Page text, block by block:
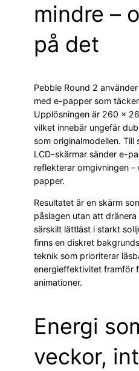
mindre –
på det
Pebble Round 2
med e-papper som
Upplösningen är 260 ×
vilket innebär ungefär
som originalmodellen. Till
LCD-skärmar sänder e-
reflekterar omgivningen
papper.
Resultatet är en skärm
påslagen utan att
särskilt lättläst i starkt
finns en diskret
teknik som prioriterar
energieffektivitet framför
animationer.
Energi
veckor,